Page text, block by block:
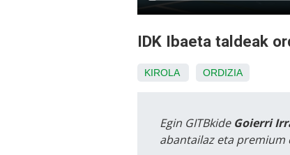
IDK Ibaeta taldeak
KIROLA ORDIZIA
Egin GITBkide Goierri
abantailaz eta premium